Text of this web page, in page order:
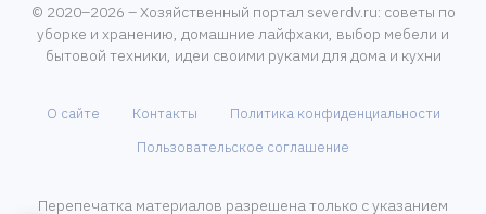
© 2020–2026 – Хозяйственный портал severdv.ru: советы по
уборке и хранению, домашние лайфхаки, выбор мебели и
бытовой техники, идеи своими руками для дома и кухни
О сайте Контакты
Политика конфиденциальности
Пользовательское соглашение
Перепечатка материалов разрешена только с указанием